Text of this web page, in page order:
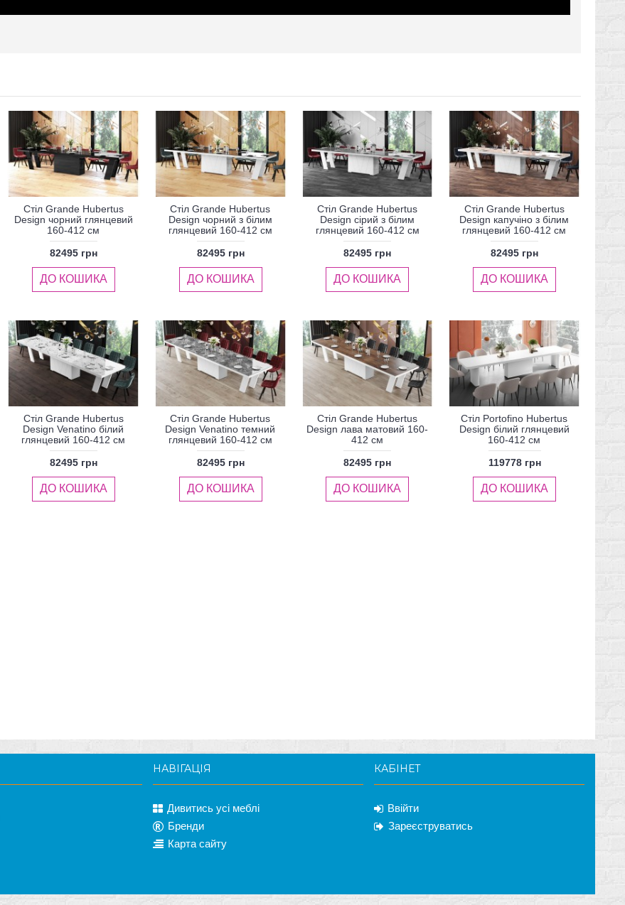
Стіл Grande Hubertus
Design чорний глянцевий
160-412 см
82495 грн
ДО КОШИКА
Стіл Grande Hubertus
Design чорний з білим
глянцевий 160-412 см
82495 грн
ДО КОШИКА
Стіл Grande Hubertus
Design сірий з білим
глянцевий 160-412 см
82495 грн
ДО КОШИКА
Стіл Grande Hubertus
Design капучіно з білим
глянцевий 160-412 см
82495 грн
ДО КОШИКА
Стіл Grande Hubertus
Design Venatino білий
глянцевий 160-412 см
82495 грн
ДО КОШИКА
Стіл Grande Hubertus
Design Venatino темний
глянцевий 160-412 см
82495 грн
ДО КОШИКА
Стіл Grande Hubertus
Design лава матовий 160-
412 см
82495 грн
ДО КОШИКА
Стіл Portofino Hubertus
Design білий глянцевий
160-412 см
119778 грн
ДО КОШИКА
НАВІГАЦІЯ
Дивитись усі меблі
Бренди
Карта сайту
КАБІНЕТ
Ввійти
Зареєструватись